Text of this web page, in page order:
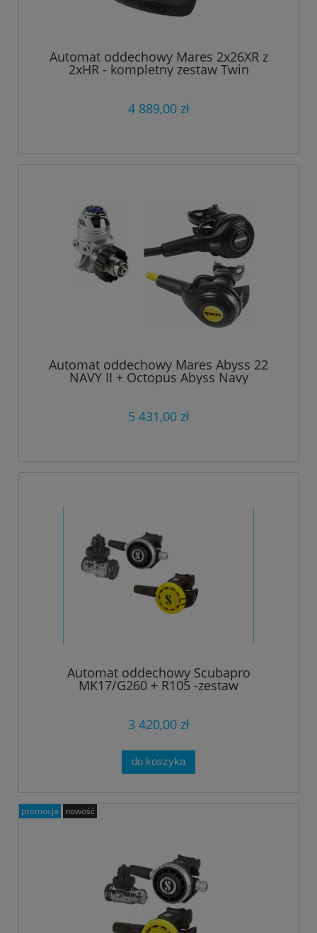
Automat oddechowy Mares 2x26XR z
2xHR - kompletny zestaw Twin
4 889,00 zł
Automat oddechowy Mares Abyss 22
NAVY II + Octopus Abyss Navy
5 431,00 zł
Automat oddechowy Scubapro
MK17/G260 + R105 -zestaw
3 420,00 zł
do koszyka
promocja nowość